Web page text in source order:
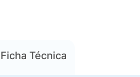
Ficha Técnica